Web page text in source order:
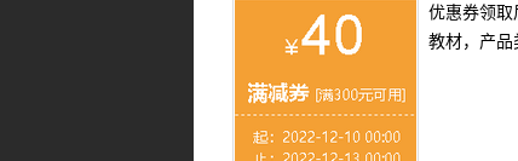
优惠券领
教材，产